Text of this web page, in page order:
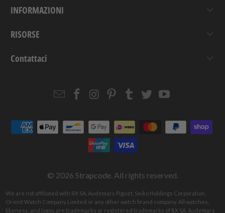
INFORMAZIONI
RISORSE
Contattaci
EmailStrapcode
Facebook
Strapcode
Instagram
Strapcode
Pinterest
Strapcode
Tumblr
Strapcode
TwitterYouTube
© 2026 Strapcode. All rights reserved.
We are not affiliated with RX SA, Audemars Piguet, Seiko Holdings Corporation,
Orient Watch Company Limited or any other watch brand company. All watches,
likeness, and logos are trademarks or registered trademarks of RX SA, Audemars